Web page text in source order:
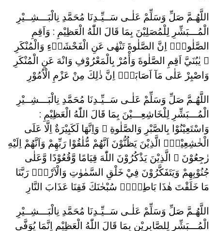
اللَّهُـمَّ صَلِّ وَسَلِّمْ عَلٰـى سَــيِّـدِنَا مُحَمَّدِ نِالْبَـــشِــيْرِ
الْمُـــبَشِّرِ لِلْمُصَلِيْنَ بِمَا قَالَ اللّٰهُ الْعَظِيْمِ : وَاَقِمِ
الصَّلٰوةَۗ اِنَّ الصَّلٰوةَ تَنْهٰى عَنِ الْفَحْشَاۤءِ وَالْمُنْكَرِ
۞ يٰبُنَيَّ اَقِمِ الصَّلٰوةَ وَأْمُرْ بِالْمَعْرُوْفِ وَانْهَ عَنِ الْمُنْكَرِ
وَاصْبِرْ عَلٰى مَآ اَصَابَكَۗ اِنَّ ذٰلِكَ مِنْ عَزْمِ الْاُمُوْرِ
اللَّهُـمَّ صَلِّ وَسَلِّمْ عَلٰـى سَــيِّـدِنَا مُحَمَّدِ نِالْبَـــشِــيْرِ
الْمُـــبَشِّرِ لِلْخَاشِعِـــيْنَ بِمَا قَالَ اللّٰهُ الْعَظِيْمِ :
وَاسْتَعِيْنُوْا بِالصَّبْرِ وَالصَّلٰوةِ ۗ وَاِنَّهَا لَكَبِيْرَةٌ اِلَّا عَلَى
الْخٰشِعِيْنَۙ الَّذِيْنَ يَظُنُّوْنَ اَنَّهُمْ مُّلٰقُوْا رَبِّهِمْ وَاَنَّهُمْ اِلَيْهِ
رٰجِعُوْنَ ۞ الَّذِيْنَ يَذْكُرُوْنَ اللّٰهَ قِيَامًا وَّقُعُوْدًا وَّعَلٰى
جُنُوْبِهِمْ وَيَتَفَكَّرُوْنَ فِيْ خَلْقِ السَّمٰوٰتِ وَالْاَرْضِۚ رَبَّنَا
مَا خَلَقْتَ هٰذَا بَاطِلًاۚ سُبْحٰنَكَ فَقِنَا عَذَابَ النَّارِ
اللَّهُـمَّ صَلِّ وَسَلِّمْ عَلٰـى سَــيِّـدِنَا مُحَمَّدِ نِالْبَـــشِــيْرِ
الْمُـــبَشِّرِ لِلصَّابِريْن بِمَا قَالَ اللّٰهُ الْعَظِيْمِ اِنَّمَا يُوَفَّى